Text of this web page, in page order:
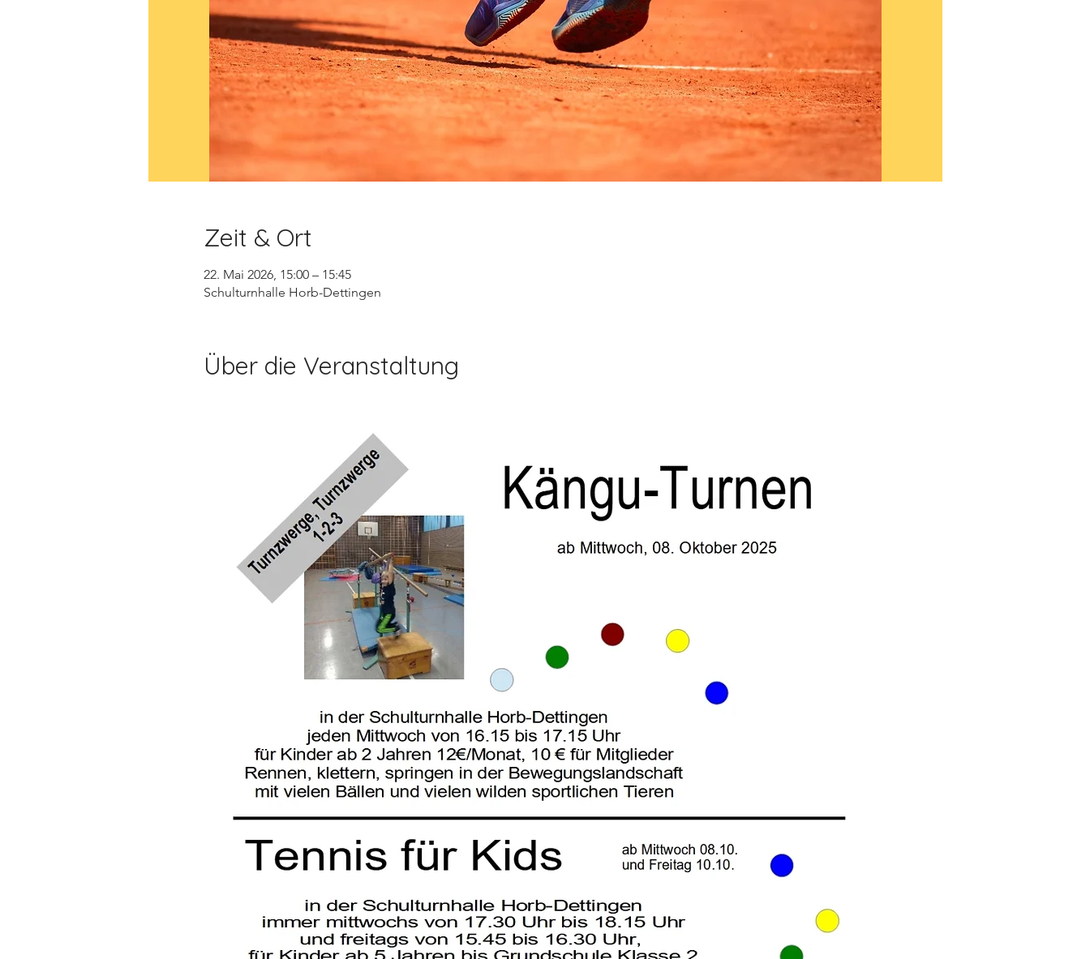
Zeit & Ort
22. Mai 2026, 15:00 – 15:45
Schulturnhalle Horb-Dettingen
Über die Veranstaltung